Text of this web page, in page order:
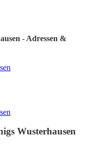
- Adressen &
Wusterhausen